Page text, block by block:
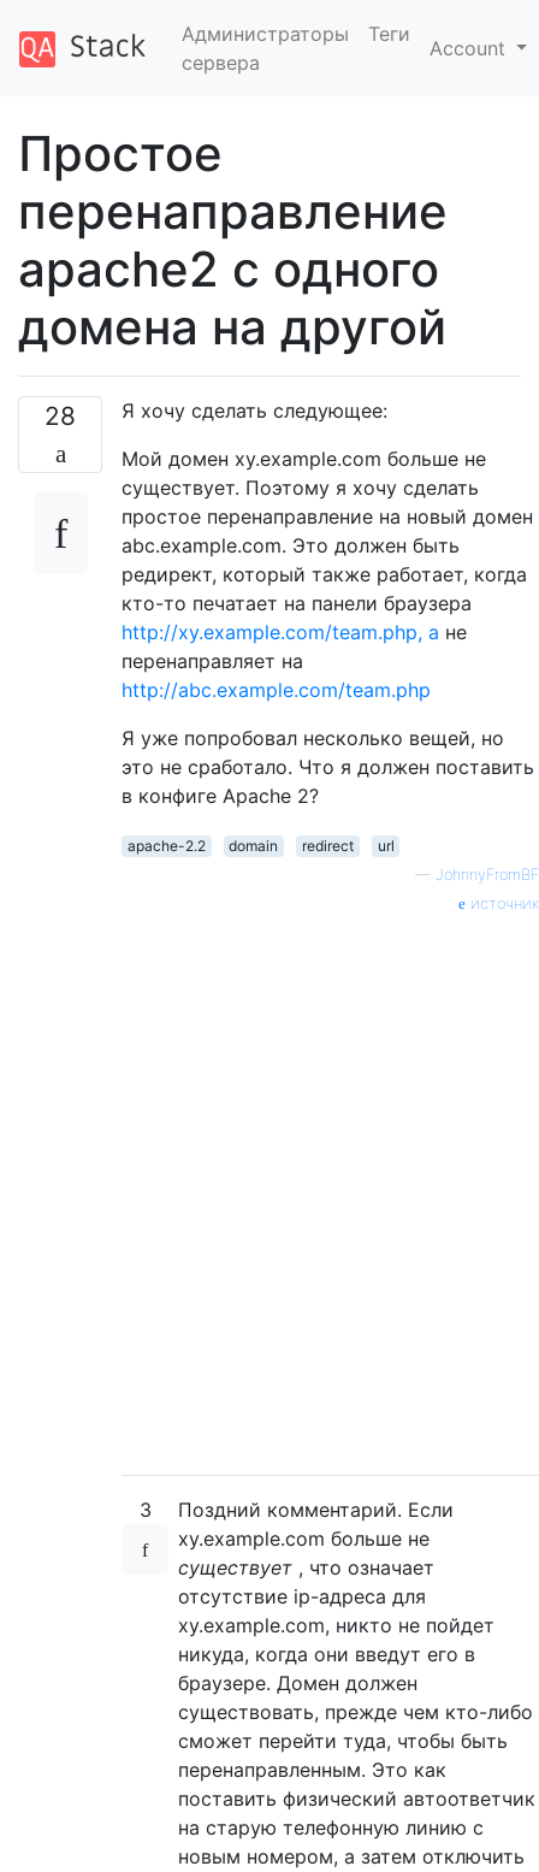
Администраторы
сервера
Теги
Account
Простое
перенаправление
apache2 с одного
домена на другой
28
Я хочу сделать следующее:
Мой домен xy.example.com больше не
существует. Поэтому я хочу сделать
простое перенаправление на новый домен
abc.example.com. Это должен быть
редирект, который также работает, когда
кто-то печатает на панели браузера
http://xy.example.com/team.php, а не
перенаправляет на
http://abc.example.com/team.php
Я уже попробовал несколько вещей, но
это не сработало. Что я должен поставить
в конфиге Apache 2?
apache-2.2 domain redirect
url
— JohnnyFromBF
источник
3
Поздний комментарий. Если
xy.example.com больше не
существует , что означает
отсутствие ip-адреса для
xy.example.com, никто не пойдет
никуда, когда они введут его в
браузере. Домен должен
существовать, прежде чем кто-либо
сможет перейти туда, чтобы быть
перенаправленным. Это как
поставить физический автоответчик
на старую телефонную линию с
новым номером, а затем отключить